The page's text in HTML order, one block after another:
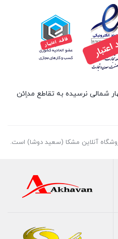
اباد بلوار 45 متری بهار شمالی نرسیده به تقاطع مداِِئن
آنلاین مشکا (سعید دوشا) است.